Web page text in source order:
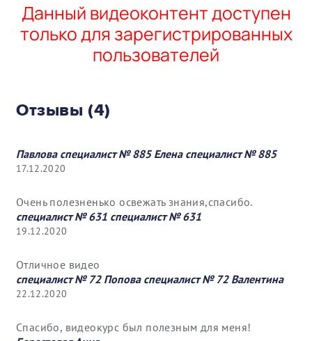
Данный видеоконтент доступен
только для зарегистрированных
пользователей
Отзывы (4)
Павлова специалист № 885 Елена специалист № 885
17.12.2020
Очень полезненько освежать знания,спасибо.
специалист № 631 специалист № 631
19.12.2020
Отличное видео
специалист № 72 Попова специалист № 72 Валентина
22.12.2020
Спасибо, видеокурс был полезным для меня!